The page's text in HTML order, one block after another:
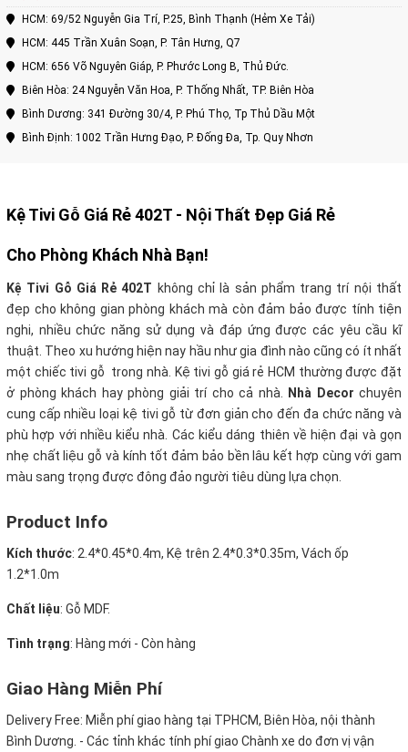
HCM: 69/52 Nguyễn Gia Trí, P.25, Bình Thạnh (Hẻm Xe Tải)
HCM: 445 Trần Xuân Soạn, P. Tân Hưng, Q7
HCM: 656 Võ Nguyên Giáp, P. Phước Long B, Thủ Đức.
Biên Hòa: 24 Nguyễn Văn Hoa, P. Thống Nhất, TP. Biên Hòa
Bình Dương: 341 Đường 30/4, P. Phú Thọ, Tp Thủ Dầu Một
Bình Định: 1002 Trần Hưng Đạo, P. Đống Đa, Tp. Quy Nhơn
Kệ Tivi Gỗ Giá Rẻ 402T - Nội Thất Đẹp Giá Rẻ
Cho Phòng Khách Nhà Bạn!
Kệ Tivi Gỗ Giá Rẻ 402T không chỉ là sản phẩm trang trí nội thất
đẹp cho không gian phòng khách mà còn đảm bảo được tính tiện
nghi, nhiều chức năng sử dụng và đáp ứng được các yêu cầu kĩ
thuật. Theo xu hướng hiện nay hầu như gia đình nào cũng có ít nhất
một chiếc tivi gỗ trong nhà. Kệ tivi gỗ giá rẻ HCM thường được đặt
ở phòng khách hay phòng giải trí cho cả nhà. Nhà Decor chuyên
cung cấp nhiều loại kệ tivi gỗ từ đơn giản cho đến đa chức năng và
phù hợp với nhiều kiểu nhà. Các kiểu dáng thiên về hiện đại và gọn
nhẹ chất liệu gỗ và kính tốt đảm bảo bền lâu kết hợp cùng với gam
màu sang trọng được đông đảo người tiêu dùng lựa chọn.
Product Info
Kích thước: 2.4*0.45*0.4m, Kệ trên 2.4*0.3*0.35m, Vách ốp
1.2*1.0m
Chất liệu: Gỗ MDF.
Tình trạng: Hàng mới - Còn hàng
Giao Hàng Miễn Phí
Delivery Free: Miễn phí giao hàng tại TPHCM, Biên Hòa, nội thành
Bình Dương. - Các tỉnh khác tính phí giao Chành xe do đơn vị vận